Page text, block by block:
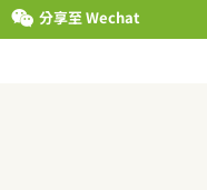
分享至 Wechat